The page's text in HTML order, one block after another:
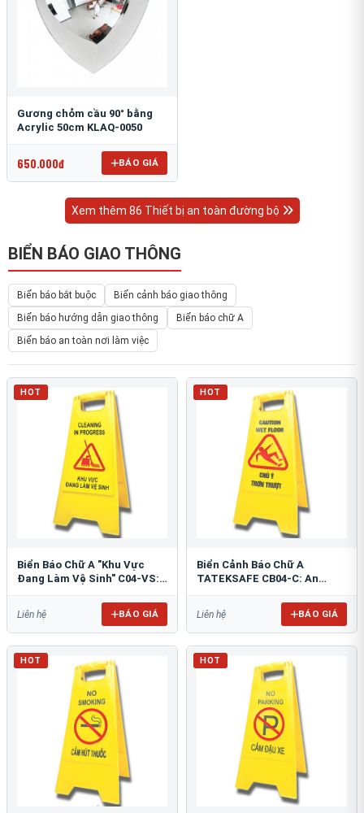
Gương chỏm cầu 90° bằng
Acrylic 50cm KLAQ-0050
650.000đ BÁO GIÁ
Xem thêm 86 Thiết bị an toàn đường bộ
BIỂN BÁO GIAO THÔNG
Biển báo bắt buộc
Biển cảnh báo giao thông
Biển báo hướng dẫn giao thông
Biển báo chữ A
Biển báo an toàn nơi làm việc
HOT
Biển Báo Chữ A "Khu Vực
Đang Làm Vệ Sinh" C04-VS:
Liên hệ BÁO GIÁ
HOT
Biển Cảnh Báo Chữ A
TATEKSAFE CB04-C: An
Liên hệ BÁO GIÁ
HOT HOT